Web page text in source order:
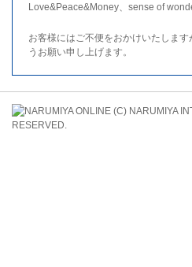
Love&Peace&Money、sense of
お客様にはご不便をおかけいたしま
うお願い申し上げます。